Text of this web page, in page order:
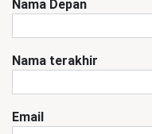
Nama Depan
Nama terakhir
Email